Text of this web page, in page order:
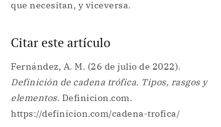
Fernández, A. M. (26 de julio de 2022).
elementos. Definicion.com.
Ahora sigue con:
simbiosis